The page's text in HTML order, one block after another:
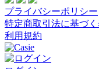
プライバシーポリシー
特定商取引法に基づ
利用規約